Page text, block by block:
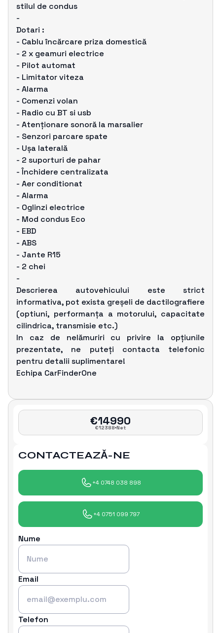
stilul de condus
-
Dotari :
- Cablu încărcare priza domestică
- 2 x geamuri electrice
- Pilot automat
- Limitator viteza
- Alarma
- Comenzi volan
- Radio cu BT si usb
- Atenționare sonoră la marsalier
- Senzori parcare spate
- Ușa laterală
- 2 suporturi de pahar
- Închidere centralizata
- Aer conditionat
- Alarma
- Oglinzi electrice
- Mod condus Eco
- EBD
- ABS
- Jante R15
- 2 chei
-
Descrierea autovehicului este strict
informativa, pot exista greșeli de dactilografiere
(optiuni, performanța a motorului, capacitate
cilindrica, transmisie etc.)
In caz de nelămuriri cu privire la opțiunile
prezentate, ne puteți contacta telefonic
pentru detalii suplimentare!
Echipa CarFinderOne
€14990
€12388 Net
CONTACTEAZǍ-NE
+4 0748 038 898
+4 0751 099 797
Nume
Email
Telefon